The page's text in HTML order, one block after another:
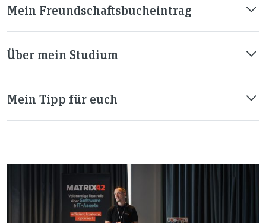
Mein Freundschaftsbucheintrag
Über mein Studium
Mein Tipp für euch